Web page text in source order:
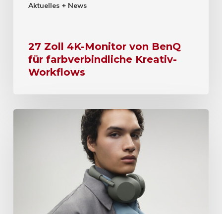
Aktuelles + News
27 Zoll 4K-Monitor von BenQ
für farbverbindliche Kreativ-
Workflows